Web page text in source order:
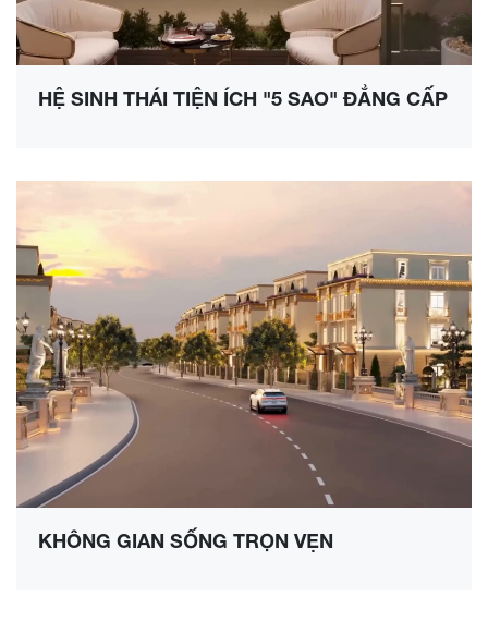
HỆ SINH THÁI TIỆN ÍCH "5 SAO" ĐẲNG CẤP
KHÔNG GIAN SỐNG TRỌN VẸN